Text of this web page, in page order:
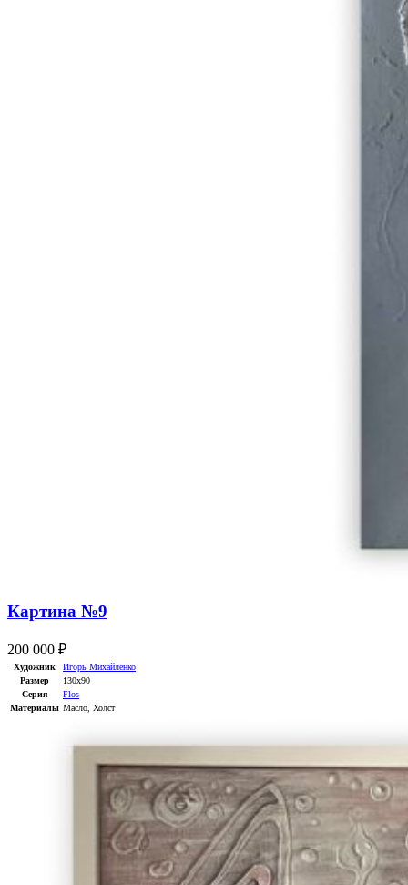
Картина №9
200 000 ₽
Художник
Игорь Михайленко
Размер
130х90
Серия
Flos
Материалы Масло Холст